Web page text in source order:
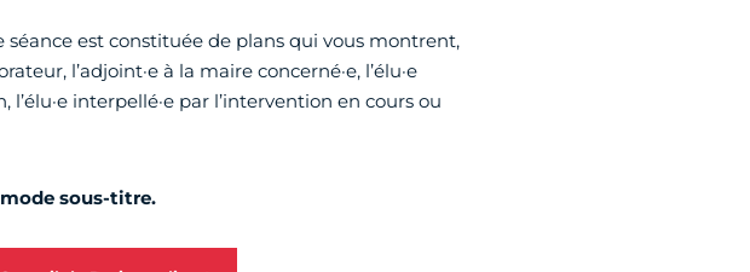
est constituée de plans qui vous montrent,
l’adjoint·e à la maire concerné·e, l’élu·e
interpellé·e par l’intervention en cours ou
sous-titre.